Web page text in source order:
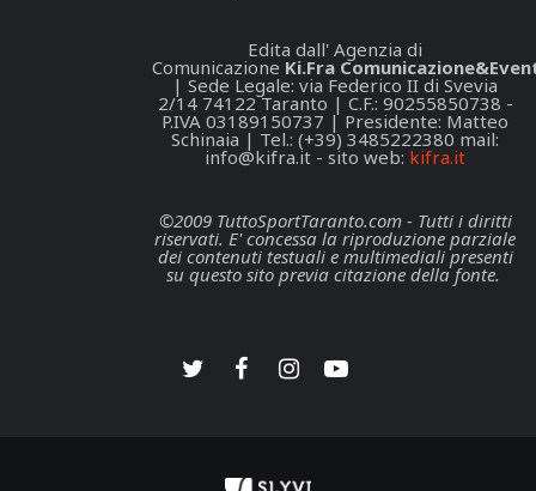
Edita dall' Agenzia di
Comunicazione Ki.Fra
| Sede Legale: via Federico II di Svevia
2/14 74122 Taranto | C.F.: 90255850738 -
P.IVA 03189150737 | Presidente: Matteo
Schinaia | Tel.: (+39) 3485222380 mail:
info@kifra.it - sito web: kifra.it
©2009 TuttoSportTaranto.com - Tutti i diritti
riservati. E' concessa la riproduzione parziale
dei contenuti testuali e multimediali presenti
su questo sito previa citazione della fonte.